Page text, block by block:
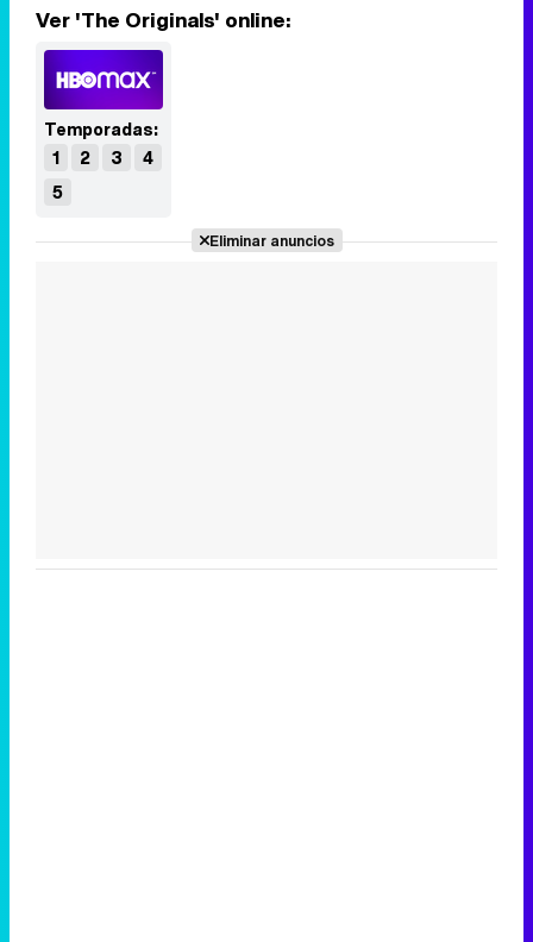
Ver 'The Originals' online:
Temporadas:
1
2 3
4
5
Eliminar anuncios